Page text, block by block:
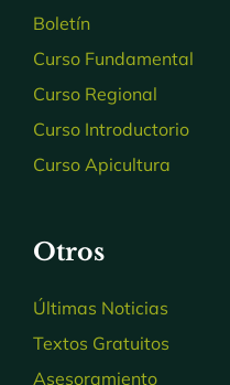
Boletín
Curso Fundamental
Curso Regional
Curso Introductorio
Curso Apicultura
Otros
Últimas Noticias
Textos Gratuitos
Asesoramiento